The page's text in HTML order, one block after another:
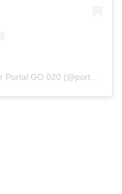
Uma publicação compartilhada por Portal GO 020 (@portalgo020)